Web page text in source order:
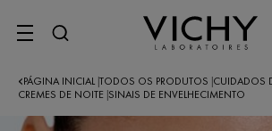
SITE MENU
PÁGINA INICIAL TODOS OS PRODUTOS CUIDADOS
CREMES DE NOITE SINAIS DE ENVELHECIMENTO